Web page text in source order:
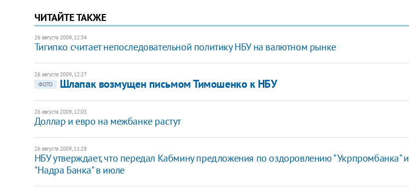
ЧИТАЙТЕ ТАКЖЕ
26 августа 2009, 12:34
Тигипко считает непоследовательной политику НБУ на валютном рынке
26 августа 2009, 12:27
ФОТО
Шлапак возмущен письмом Тимошенко к НБУ
26 августа 2009, 12:03
Доллар и евро на межбанке растут
26 августа 2009, 11:28
НБУ утверждает, что передал Кабмину предложения по оздоровлению "Укрпромбанка" и
"Надра Банка" в июле